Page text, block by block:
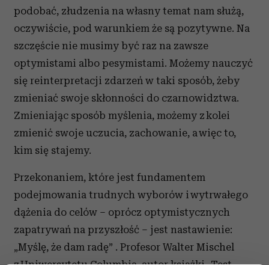
podobać, złudzenia na własny temat nam służą,
oczywiście, pod warunkiem że są pozytywne. Na
szczęście nie musimy być raz na zawsze
optymistami albo pesymistami. Możemy nauczyć
się reinterpretacji zdarzeń w taki sposób, żeby
zmieniać swoje skłonności do czarnowidztwa.
Zmieniając sposób myślenia, możemy z kolei
zmienić swoje uczucia, zachowanie, a więc to,
kim się stajemy.
Przekonaniem, które jest fundamentem
podejmowania trudnych wyborów i wytrwałego
dążenia do celów – oprócz optymistycznych
zapatrywań na przyszłość – jest nastawienie:
„Myślę, że dam radę” . Profesor Walter Mischel